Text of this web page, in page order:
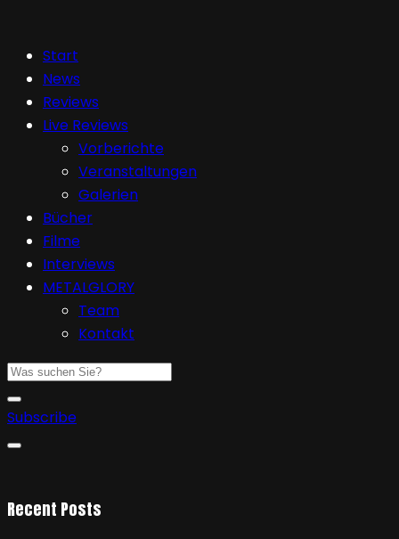
Start
News
Reviews
Live Reviews
Vorberichte
Veranstaltungen
Galerien
Bücher
Filme
Interviews
METALGLORY
Team
Kontakt
Subscribe
Recent Posts